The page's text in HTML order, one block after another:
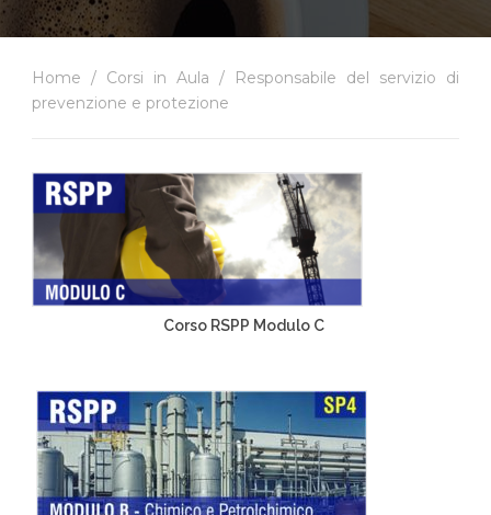
Home / Corsi in Aula / Responsabile del servizio di
prevenzione e protezione
Corso RSPP Modulo C